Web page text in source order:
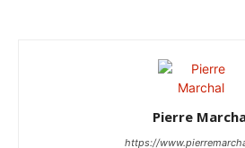
Pierre
https://